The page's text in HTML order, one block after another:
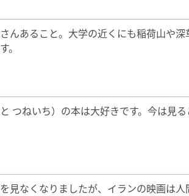
んあること。大学の近くにも稲荷山や
。
つねいち）の本は大好きです。今は見
見なくなりましたが、イランの映画は人